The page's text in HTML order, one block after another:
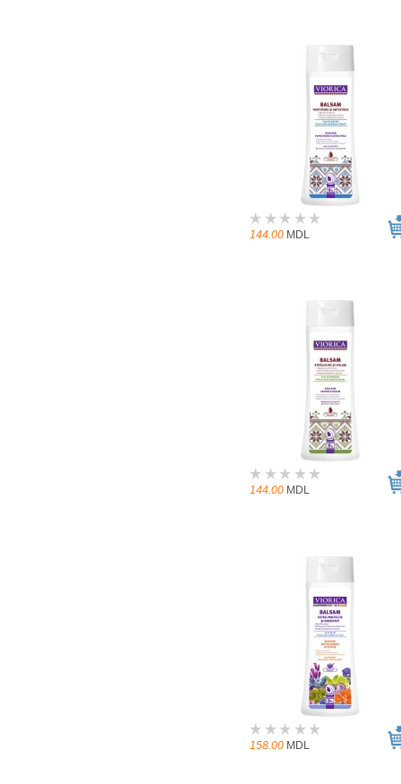
144.00 MDL
144.00 MDL
158.00 MDL